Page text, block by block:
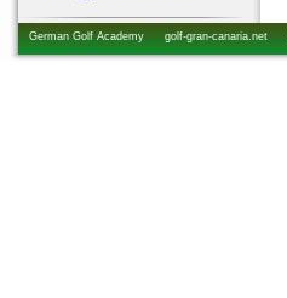
German Golf Academy golf-gran-canaria.net
startzeiten.de golfkurs-urlaub.de